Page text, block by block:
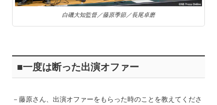
白磯大知監督／藤原季節／長尾卓磨
■一度は断った出演オファー
－藤原さん、出演オファーをもらった時のことを教えてくださ